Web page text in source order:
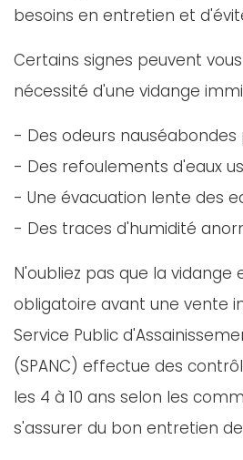
besoins en entretien et
Certains signes peuvent
nécessité d'une vidange
- Des odeurs
- Des refoulements d'eaux
- Une évacuation lente des
- Des traces d'humidité
N'oubliez pas que la
obligatoire avant une vente
Service Public
(SPANC) effectue des
les 4 à 10 ans selon les
s'assurer du bon entretien